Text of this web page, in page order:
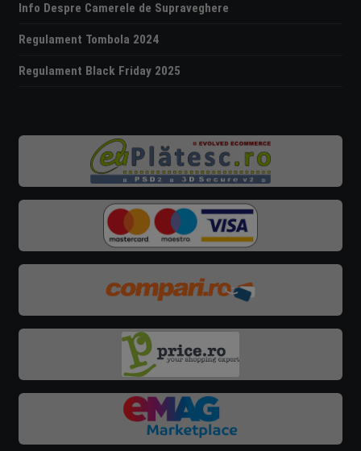
Info Despre Camerele de Supraveghere
Regulament Tombola 2024
Regulament Black Friday 2025